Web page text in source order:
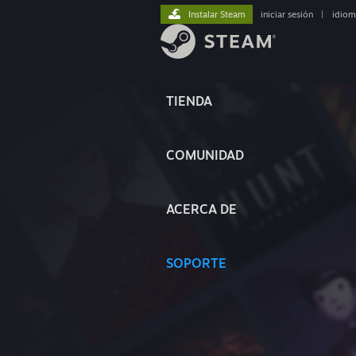
TIENDA
COMUNIDAD
ACERCA DE
SOPORTE
Instalar Steam iniciar sesión